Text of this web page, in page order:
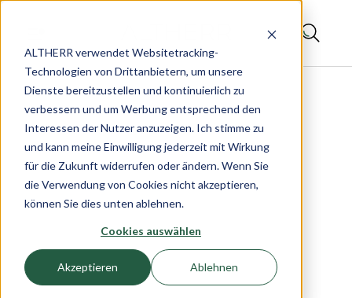
ALTHERR verwendet Websitetracking-
Technologien von Drittanbietern, um unsere
Dienste bereitzustellen und kontinuierlich zu
verbessern und um Werbung entsprechend den
Interessen der Nutzer anzuzeigen. Ich stimme zu
und kann meine Einwilligung jederzeit mit Wirkung
für die Zukunft widerrufen oder ändern. Wenn Sie
die Verwendung von Cookies nicht akzeptieren,
können Sie dies unten ablehnen.
Cookies auswählen
Akzeptieren Ablehnen